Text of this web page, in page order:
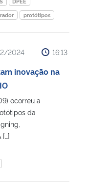
protótipos
2024 16:13
inovação na
ocorreu a
da